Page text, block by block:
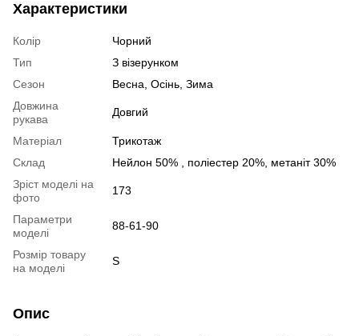
Характеристики
Колір
Чорний
Тип
З візерунком
Сезон
Весна, Осінь, Зима
Довжина
рукава
Довгий
Матеріал
Трикотаж
Склад
Нейлон 50% , поліестер 20%, метаніт 30%
Зріст моделі на
фото
173
Параметри
моделі
88-61-90
Розмір товару
на моделі
S
Опис